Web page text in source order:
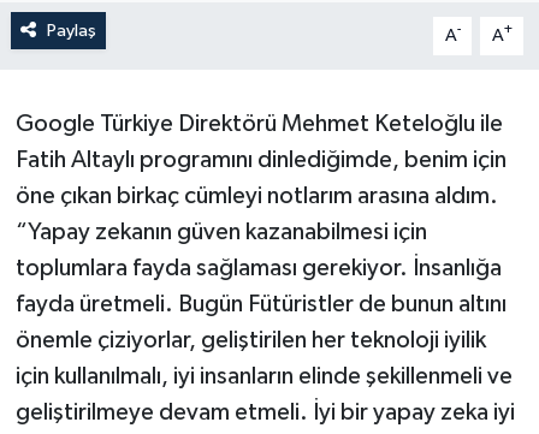
Paylaş A- A+
Google Türkiye Direktörü Mehmet Keteloğlu ile
Fatih Altaylı programını dinlediğimde, benim için
öne çıkan birkaç cümleyi notlarım arasına aldım.
“Yapay zekanın güven kazanabilmesi için
toplumlara fayda sağlaması gerekiyor. İnsanlığa
fayda üretmeli. Bugün Fütüristler de bunun altını
önemle çiziyorlar, geliştirilen her teknoloji iyilik
için kullanılmalı, iyi insanların elinde şekillenmeli ve
geliştirilmeye devam etmeli. İyi bir yapay zeka iyi